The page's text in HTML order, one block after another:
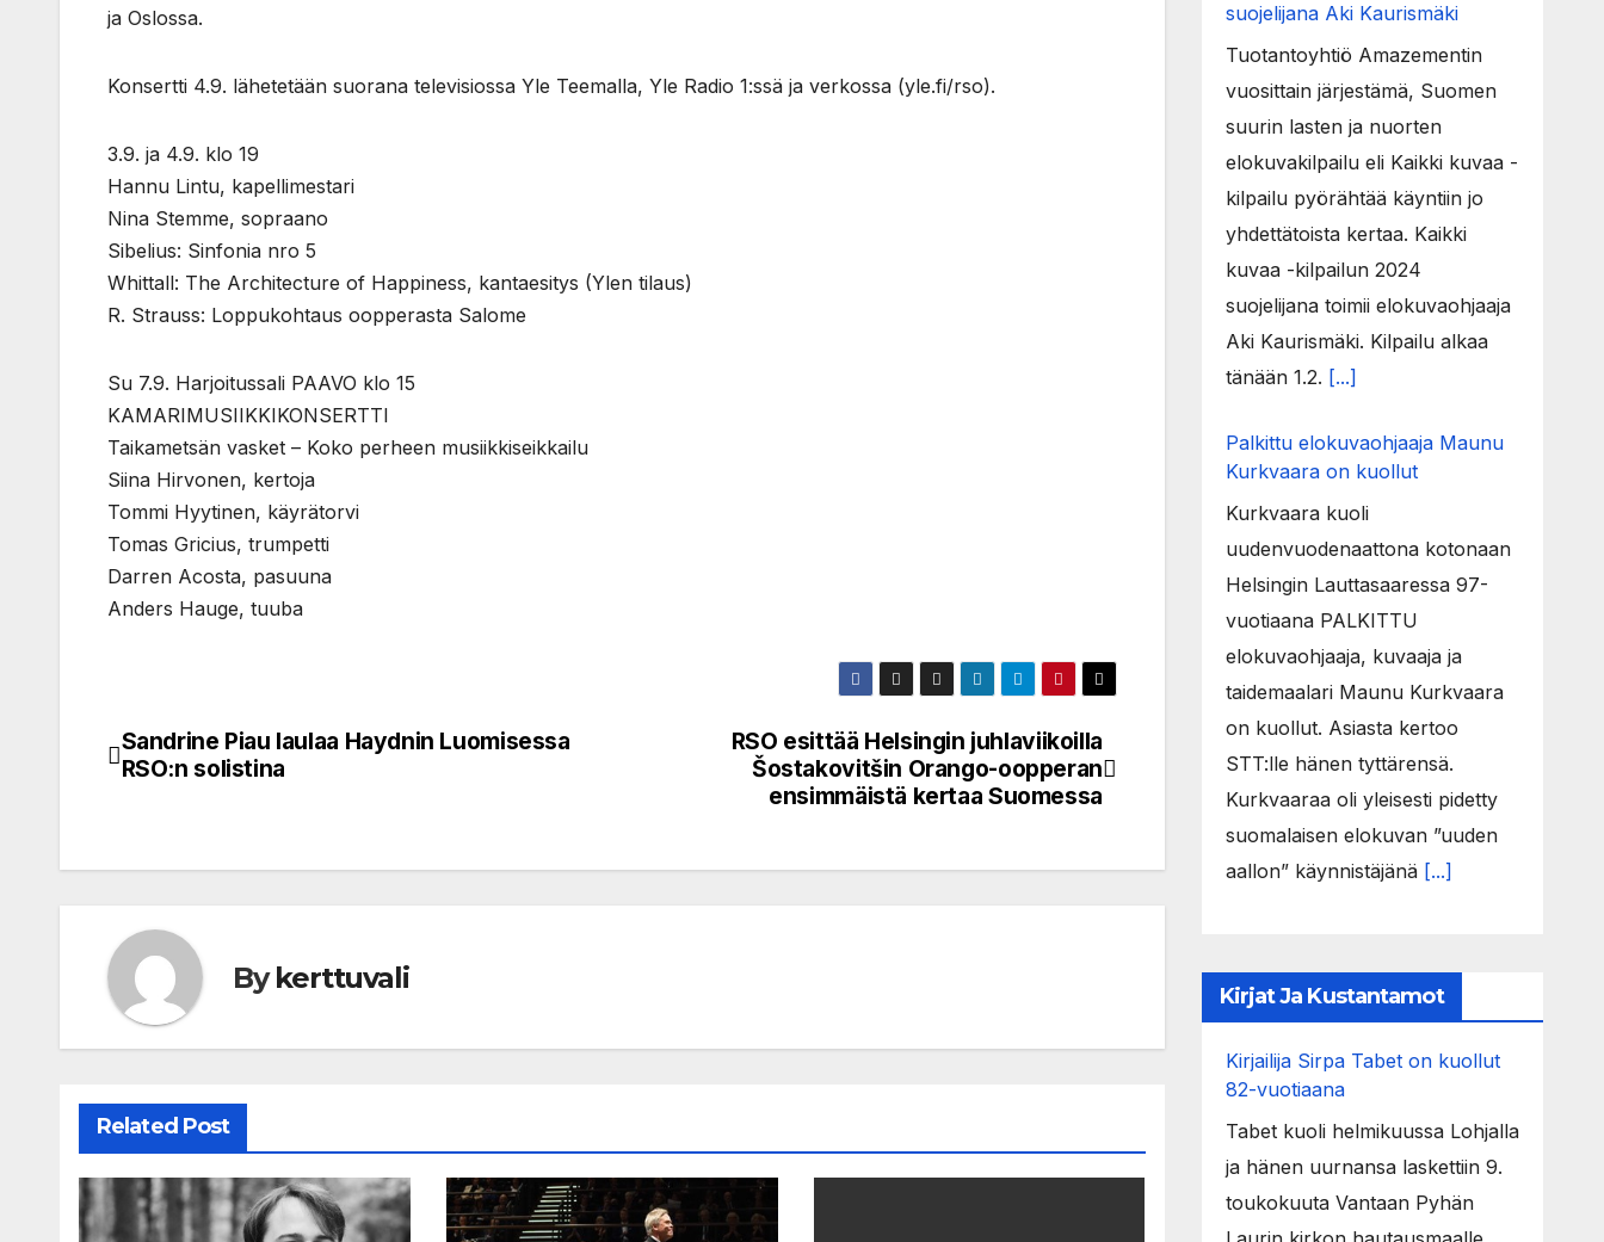
ja Oslossa.
Konsertti 4.9. lähetetään suorana televisiossa Yle Teemalla, Yle Radio 1:ssä ja verkossa (yle.fi/rso).
3.9. ja 4.9. klo 19
Hannu Lintu, kapellimestari
Nina Stemme, sopraano
Sibelius: Sinfonia nro 5
Whittall: The Architecture of Happiness, kantaesitys (Ylen tilaus)
R. Strauss: Loppukohtaus oopperasta Salome
Su 7.9. Harjoitussali PAAVO klo 15
KAMARIMUSIIKKIKONSERTTI
Taikametsän vasket – Koko perheen musiikkiseikkailu
Siina Hirvonen, kertoja
Tommi Hyytinen, käyrätorvi
Tomas Gricius, trumpetti
Darren Acosta, pasuuna
Anders Hauge, tuuba
Post
RSO esittää Helsingin juhlaviikoilla
Šostakovitšin Orango-oopperan
ensimmäistä kertaa Suomessa
Sandrine Piau laulaa Haydnin Luomisessa
RSO:n solistina
Bykerttuvali
Related Post
suojelijana Aki Kaurismäki
Tuotantoyhtiö Amazementin
vuosittain järjestämä, Suomen
suurin lasten ja nuorten
elokuvakilpailu eli Kaikki kuvaa -
kilpailu pyörähtää käyntiin jo
yhdettätoista kertaa. Kaikki
kuvaa -kilpailun 2024
suojelijana toimii elokuvaohjaaja
Aki Kaurismäki. Kilpailu alkaa
tänään 1.2. [...]
Palkittu elokuvaohjaaja Maunu
Kurkvaara on kuollut
Kurkvaara kuoli
uudenvuodenaattona kotonaan
Helsingin Lauttasaaressa 97-
vuotiaana PALKITTU
elokuvaohjaaja, kuvaaja ja
taidemaalari Maunu Kurkvaara
on kuollut. Asiasta kertoo
STT:lle hänen tyttärensä.
Kurkvaaraa oli yleisesti pidetty
suomalaisen elokuvan ”uuden
aallon” käynnistäjänä [...]
Kirjat Ja Kustantamot
Kirjailija Sirpa Tabet on kuollut
82-vuotiaana
Tabet kuoli helmikuussa Lohjalla
ja hänen uurnansa laskettiin 9.
toukokuuta Vantaan Pyhän